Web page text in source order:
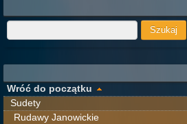
Wróć do początku
Sudety
Rudawy Janowickie